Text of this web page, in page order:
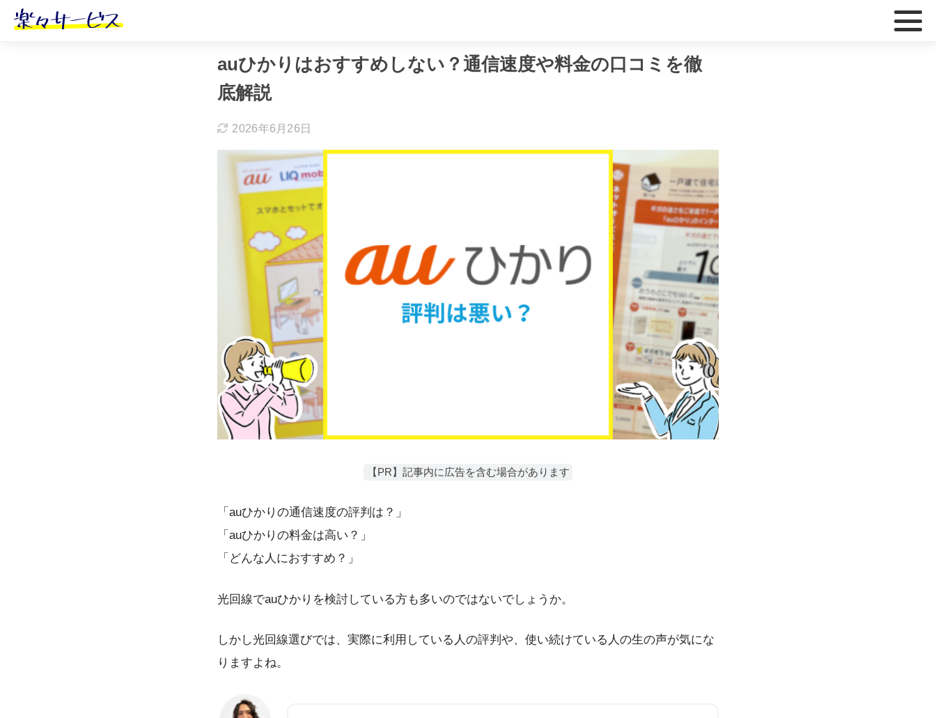
auひかりはおすすめしない？通信速度や料金の口コミを徹
底解説
2026年6月26日
【PR】記事内に広告を含む場合があります
「auひかりの通信速度の評判は？」
「auひかりの料金は高い？」
「どんな人におすすめ？」
光回線でauひかりを検討している方も多いのではないでしょうか。
しかし光回線選びでは、実際に利用している人の評判や、使い続けている人の生の声が気にな
りますよね。